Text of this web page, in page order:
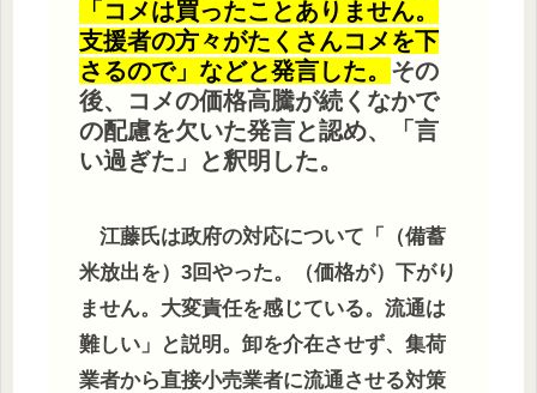
「コメは買ったことありません。
支援者の方々がたくさんコメを下
さるので」などと発言した。 その
後、コメの価格高騰が続くなかで
の配慮を欠いた発言と認め、「言
い過ぎた」と釈明した。
江藤氏は政府の対応について「（備蓄
米放出を）3回やった。（価格が）下がり
ません。大変責任を感じている。流通は
難しい」と説明。卸を介在させず、集荷
業者から直接小売業者に流通させる対策